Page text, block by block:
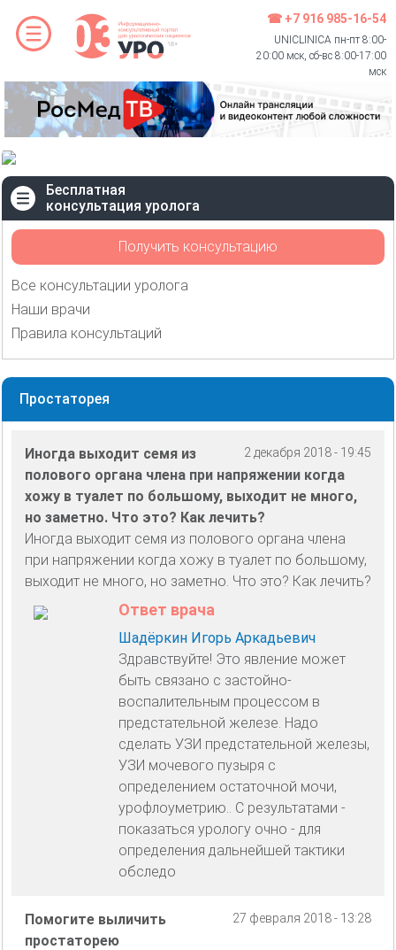
☎ +7 916 985-16-54
UNICLINICA пн-пт 8:00-
20:00 мск, сб-вс 8:00-17:00
мск
Бесплатная
консультация уролога
Получить консультацию
Все консультации уролога
Наши врачи
Правила консультаций
Простаторея
2 декабря 2018 - 19:45
Иногда выходит семя из
полового органа члена при напряжении когда
хожу в туалет по большому, выходит не много,
но заметно. Что это? Как лечить?
Иногда выходит семя из полового органа члена
при напряжении когда хожу в туалет по большому,
выходит не много, но заметно. Что это? Как лечить?
Ответ врача
Шадёркин Игорь Аркадьевич
Здравствуйте! Это явление может
быть связано с застойно-
воспалительным процессом в
предстательной железе. Надо
сделать УЗИ предстательной железы,
УЗИ мочевого пузыря с
определением остаточной мочи,
урофлоуметрию.. С результатами -
показаться урологу очно - для
определения дальнейшей тактики
обследо
27 февраля 2018 - 13:28
Помогите выличить
простаторею